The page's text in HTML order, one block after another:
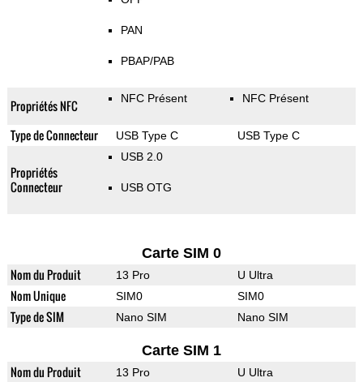
PAN
PBAP/PAB
Propriétés NFC NFC Présent NFC Présent
Type de Connecteur USB Type C USB Type C
Propriétés
Connecteur
USB 2.0
USB OTG
Carte SIM 0
Nom du Produit 13 Pro U Ultra
Nom Unique SIM0 SIM0
Type de SIM Nano SIM Nano SIM
Carte SIM 1
Nom du Produit 13 Pro U Ultra